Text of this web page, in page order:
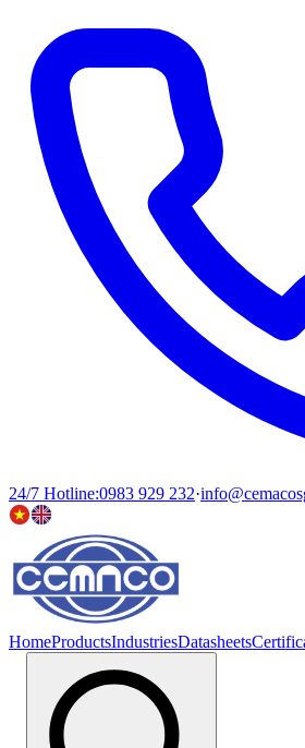
24/7 Hotline:0983 929 232·
HomeProductsIndustriesDatasheets